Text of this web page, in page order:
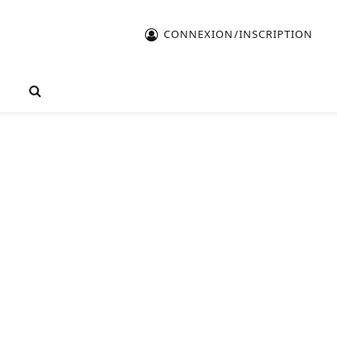
CONNEXION/INSCRIPTION